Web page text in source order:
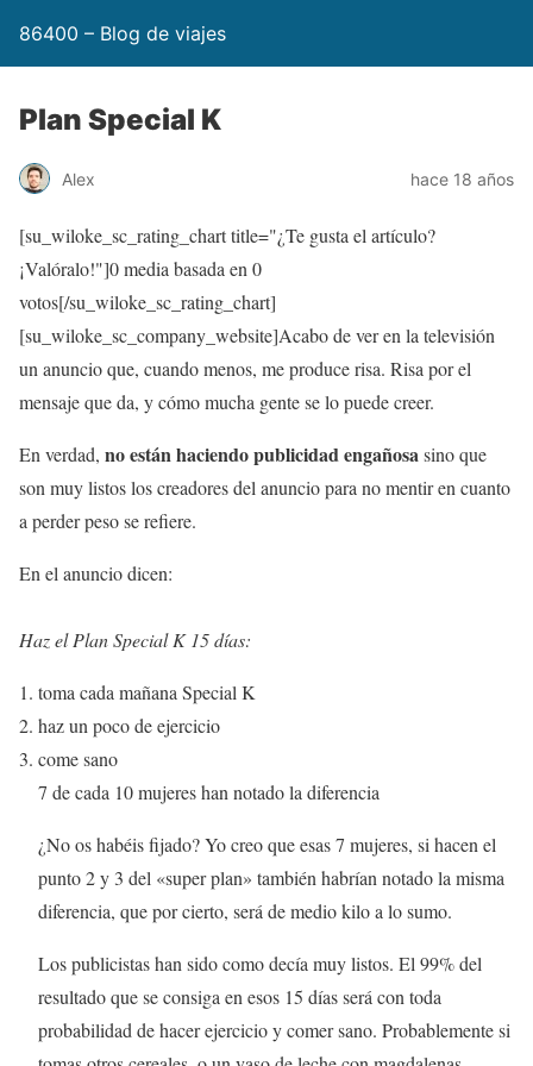
86400 – Blog de viajes
Plan Special K
Alex hace 18 años
[su_wiloke_sc_rating_chart title="¿Te gusta el artículo?
¡Valóralo!"]0media basada en 0
votos[/su_wiloke_sc_rating_chart]
[su_wiloke_sc_company_website]Acabo de ver en la televisión
un anuncio que, cuando menos, me produce risa. Risa por el
mensaje que da, y cómo mucha gente se lo puede creer.
En verdad, no están haciendo publicidad engañosasino que
son muy listos los creadores del anuncio para no mentir en cuanto
a perder peso se refiere.
En el anuncio dicen:
Haz el Plan Special K 15 días:
toma cada mañana Special K
haz un poco de ejercicio
come sano
7 de cada 10 mujeres han notado la diferencia
¿No os habéis fijado? Yo creo que esas 7 mujeres, si hacen el
punto 2 y 3 del «super plan» también habrían notado la misma
diferencia, que por cierto, será de medio kilo a lo sumo.
Los publicistas han sido como decía muy listos. El 99% del
resultado que se consiga en esos 15 días será con toda
probabilidad de hacer ejercicio y comer sano. Probablemente si